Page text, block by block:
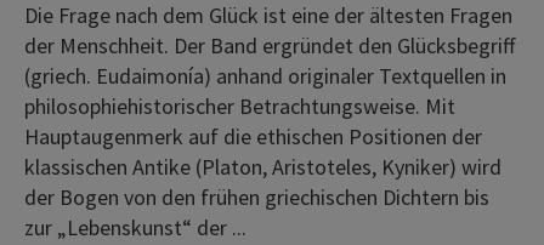
Die Frage nach dem Glück ist eine der ältesten Fragen
der Menschheit. Der Band ergründet den Glücksbegriff
(griech. Eudaimonía) anhand originaler Textquellen in
philosophiehistorischer Betrachtungsweise. Mit
Hauptaugenmerk auf die ethischen Positionen der
klassischen Antike (Platon, Aristoteles, Kyniker) wird
der Bogen von den frühen griechischen Dichtern bis
zur „Lebenskunst“ der ...